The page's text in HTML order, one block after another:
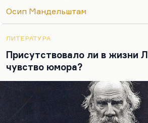
писала:«Он наделен каким-то
стремление к отвлеченным и
совершенствам. То есть он
реальности, он не требовал
многие же упрекали
Но это тоже такая
поэтического эго, это
отказ от символистской такой
Осип Мандельштам
ЛИТЕРАТУРА
Присутствовало ли в жизни
чувство юмора?